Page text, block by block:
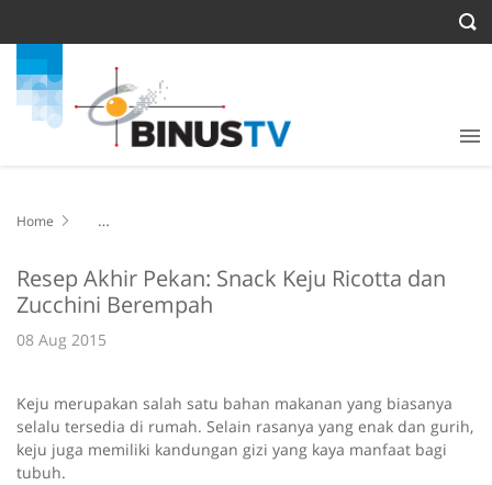
Home
Resep Akhir Pekan: Snack Keju Ricotta dan
Zucchini Berempah
08 Aug 2015
Keju merupakan salah satu bahan makanan yang biasanya
selalu tersedia di rumah. Selain rasanya yang enak dan gurih,
keju juga memiliki kandungan gizi yang kaya manfaat bagi
tubuh.